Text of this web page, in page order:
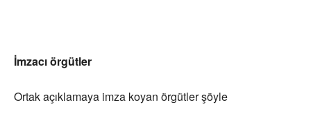
İmzacı örgütler
Ortak açıklamaya imza koyan örgütler şöyle